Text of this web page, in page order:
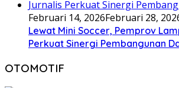
Februari 14, 2026Februari 28,
Lewat Mini Soccer, Pemprov
Perkuat Sinergi Pembangunan
OTOMOTIF